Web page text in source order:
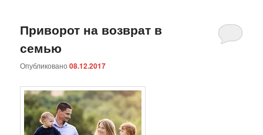
Приворот на возврат в
семью
Опубликовано08.12.2017